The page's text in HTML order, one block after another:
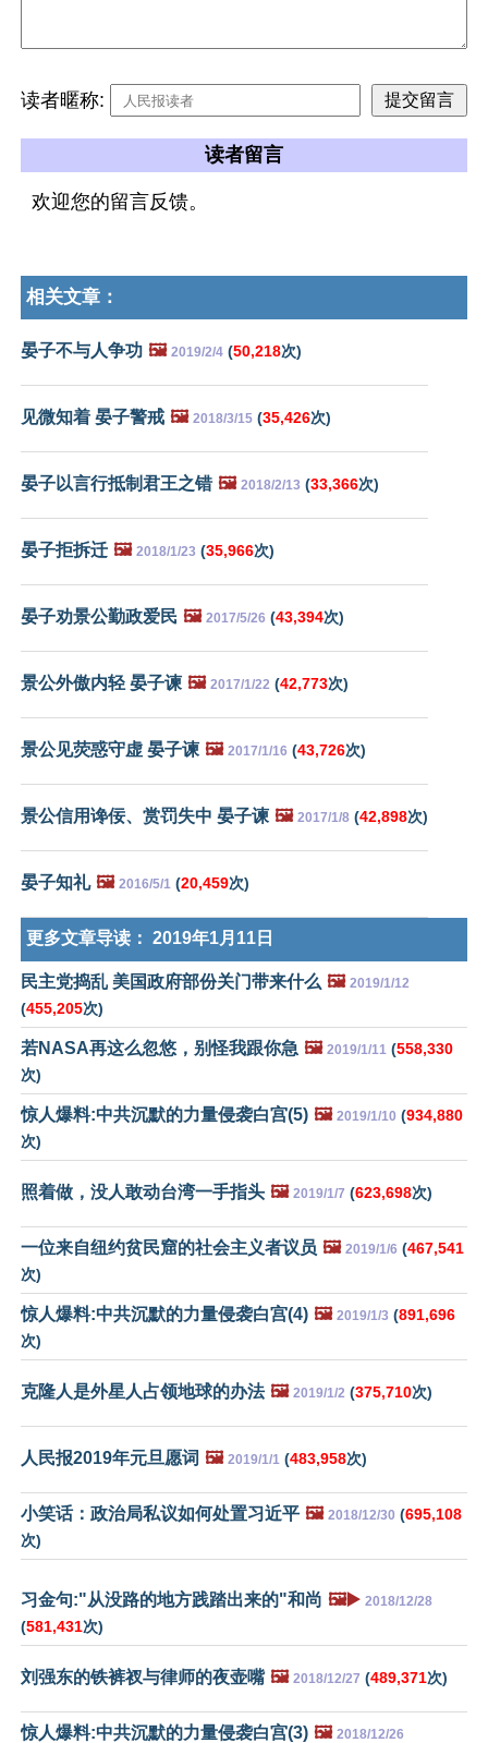
读者暱称:
读者留言
欢迎您的留言反馈。
相关文章：
晏子不与人争功 🖼️ 2019/2/4 (50,218次)
见微知着 晏子警戒 🖼️ 2018/3/15 (35,426次)
晏子以言行抵制君王之错 🖼️ 2018/2/13 (33,366次)
晏子拒拆迁 🖼️ 2018/1/23 (35,966次)
晏子劝景公勤政爱民 🖼️ 2017/5/26 (43,394次)
景公外傲内轻 晏子谏 🖼️ 2017/1/22 (42,773次)
景公见荧惑守虚 晏子谏 🖼️ 2017/1/16 (43,726次)
景公信用谗佞、赏罚失中 晏子谏 🖼️ 2017/1/8 (42,898次)
晏子知礼 🖼️ 2016/5/1 (20,459次)
更多文章导读： 2019年1月11日
民主党捣乱 美国政府部份关门带来什么 🖼️ 2019/1/12
(455,205次)
若NASA再这么忽悠，别怪我跟你急 🖼️ 2019/1/11 (558,330
次)
惊人爆料:中共沉默的力量侵袭白宫(5) 🖼️ 2019/1/10 (934,880
次)
照着做，没人敢动台湾一手指头 🖼️ 2019/1/7 (623,698次)
一位来自纽约贫民窟的社会主义者议员 🖼️ 2019/1/6 (467,541
次)
惊人爆料:中共沉默的力量侵袭白宫(4) 🖼️ 2019/1/3 (891,696
次)
克隆人是外星人占领地球的办法 🖼️ 2019/1/2 (375,710次)
人民报2019年元旦愿词 🖼️ 2019/1/1 (483,958次)
小笑话：政治局私议如何处置习近平 🖼️ 2018/12/30 (695,108
次)
习金句:"从没路的地方践踏出来的"和尚 🖼️▶️ 2018/12/28
(581,431次)
刘强东的铁裤衩与律师的夜壶嘴 🖼️ 2018/12/27 (489,371次)
惊人爆料:中共沉默的力量侵袭白宫(3) 🖼️ 2018/12/26